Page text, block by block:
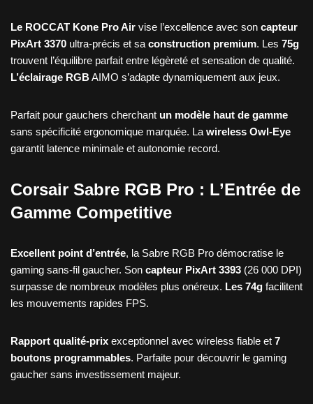
Le ROCCAT Kone Pro Air vise l’excellence avec son capteur
PixArt 3370 ultra-précis et sa construction premium. Les 75g
trouvent l’équilibre parfait entre légèreté et sensation de qualité.
L’éclairage RGBAIMO s’adapte dynamiquement aux jeux.
Parfait pour gauchers cherchant un modèle haut de gamme
sans spécificité ergonomique marquée. La wireless Owl-Eye
garantit latence minimale et autonomie record.
Corsair Sabre RGB Pro : L’Entrée de
Gamme Competitive
Excellent point d’entrée, la Sabre RGB Pro démocratise le
gaming sans-fil gaucher. Son capteur PixArt 3393 (26 000 DPI)
surpasse de nombreux modèles plus onéreux. Les 74g facilitent
les mouvements rapides FPS.
Rapport qualité-prix exceptionnel avec wireless fiable et 7
boutons programmables. Parfaite pour découvrir le gaming
gaucher sans investissement majeur.